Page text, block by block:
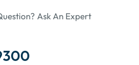
Ask An Expert